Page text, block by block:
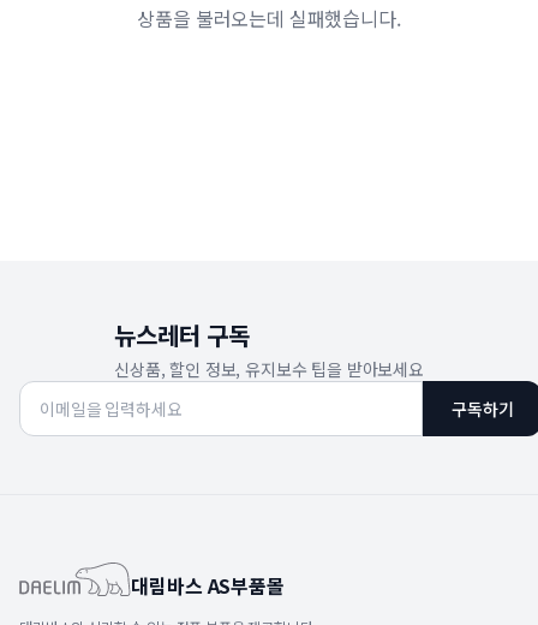
상품을 불러오는데 실패했습니다.
뉴스레터 구독
신상품, 할인 정보, 유지보수 팁을 받아보세요
구독하기
대림바스 AS부품몰